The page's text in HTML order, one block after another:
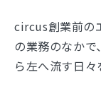
circus創業前の
の業務のなか
ら左へ流す日々